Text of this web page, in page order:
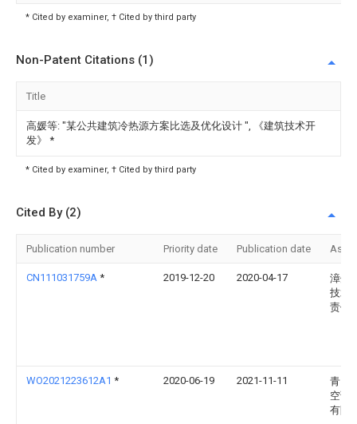
* Cited by examiner, † Cited by third party
Non-Patent Citations (1)
Title
高媛等: "某公共建筑冷热源方案比选及优化设计 ", 《建筑技术开
发》 *
* Cited by examiner, † Cited by third party
Cited By (2)
Publication number Priority date Publication date
CN111031759A * 2019-12-20 2020-04-17
漳州
技术
责任
WO2021223612A1 * 2020-06-19 2021-11-11
青岛
空调
有限